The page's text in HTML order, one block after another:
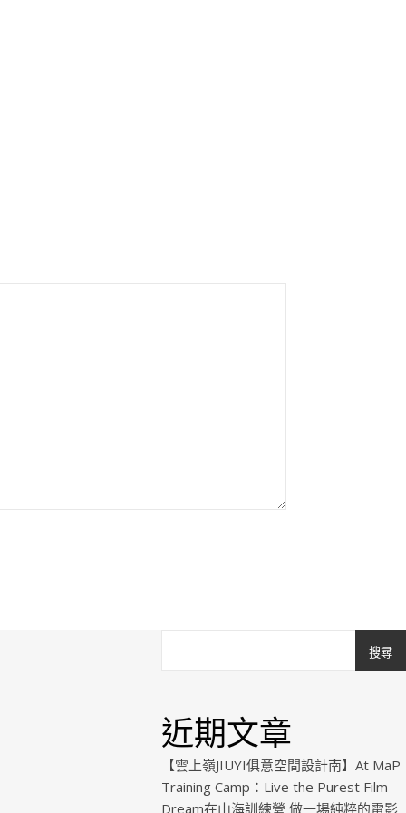
搜尋
近期文章
【雲上嶺JIUYI俱意空間設計南】At MaP
Training Camp：Live the Purest Film
Dream在山海訓練營 做一場純粹的電影